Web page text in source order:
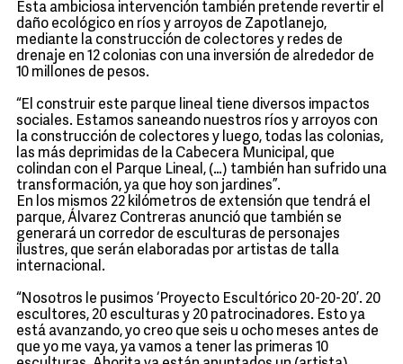
Esta ambiciosa intervención también pretende revertir el
daño ecológico en ríos y arroyos de Zapotlanejo,
mediante la construcción de colectores y redes de
drenaje en 12 colonias con una inversión de alrededor de
10 millones de pesos.
“El construir este parque lineal tiene diversos impactos
sociales. Estamos saneando nuestros ríos y arroyos con
la construcción de colectores y luego, todas las colonias,
las más deprimidas de la Cabecera Municipal, que
colindan con el Parque Lineal, (…) también han sufrido una
transformación, ya que hoy son jardines”.
En los mismos 22 kilómetros de extensión que tendrá el
parque, Álvarez Contreras anunció que también se
generará un corredor de esculturas de personajes
ilustres, que serán elaboradas por artistas de talla
internacional.
“Nosotros le pusimos ‘Proyecto Escultórico 20-20-20’. 20
escultores, 20 esculturas y 20 patrocinadores. Esto ya
está avanzando, yo creo que seis u ocho meses antes de
que yo me vaya, ya vamos a tener las primeras 10